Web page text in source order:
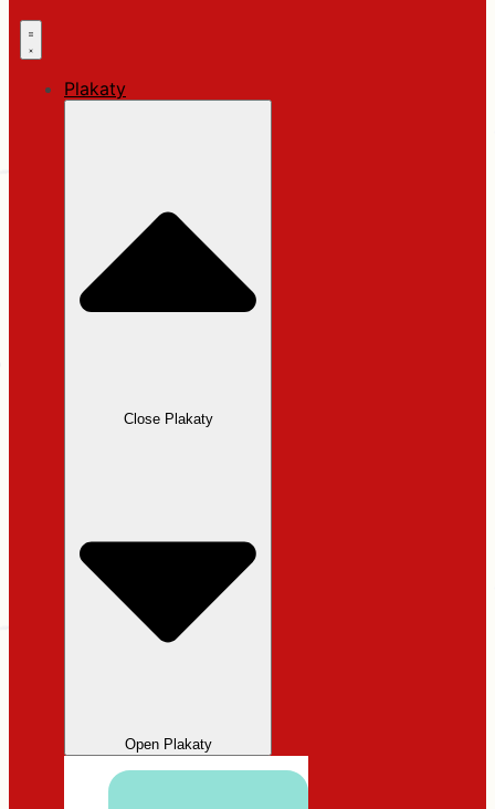
Plakaty
Close Plakaty
Open Plakaty